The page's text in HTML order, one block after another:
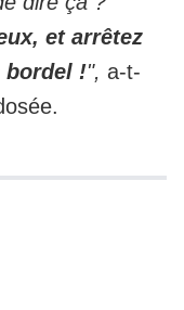
et arrêtez
bordel !", a-t-